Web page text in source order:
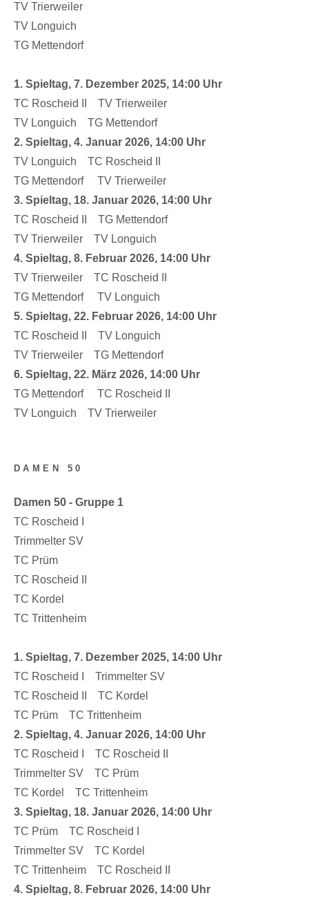
TV Trierweiler
TV Longuich
TG Mettendorf
1. Spieltag, 7. Dezember 2025, 14:00 Uhr
TC Roscheid II TV Trierweiler
TV Longuich TG Mettendorf
2. Spieltag, 4. Januar 2026, 14:00 Uhr
TV Longuich TC Roscheid II
TG Mettendorf TV Trierweiler
3. Spieltag, 18. Januar 2026, 14:00 Uhr
TC Roscheid II TG Mettendorf
TV Trierweiler TV Longuich
4. Spieltag, 8. Februar 2026, 14:00 Uhr
TV Trierweiler TC Roscheid II
TG Mettendorf TV Longuich
5. Spieltag, 22. Februar 2026, 14:00 Uhr
TC Roscheid II TV Longuich
TV Trierweiler TG Mettendorf
6. Spieltag, 22. März 2026, 14:00 Uhr
TG Mettendorf TC Roscheid II
TV Longuich TV Trierweiler
DAMEN 50
Damen 50 - Gruppe 1
TC Roscheid I
Trimmelter SV
TC Prüm
TC Roscheid II
TC Kordel
TC Trittenheim
1. Spieltag, 7. Dezember 2025, 14:00 Uhr
TC Roscheid I Trimmelter SV
TC Roscheid II TC Kordel
TC Prüm TC Trittenheim
2. Spieltag, 4. Januar 2026, 14:00 Uhr
TC Roscheid I TC Roscheid II
Trimmelter SV TC Prüm
TC Kordel TC Trittenheim
3. Spieltag, 18. Januar 2026, 14:00 Uhr
TC Prüm TC Roscheid I
Trimmelter SV TC Kordel
TC Trittenheim TC Roscheid II
4. Spieltag, 8. Februar 2026, 14:00 Uhr